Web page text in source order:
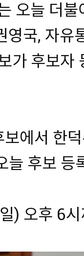
오늘 더
영국, 자유
가 후보자
에서 한
늘 후보 등
) 오후 6